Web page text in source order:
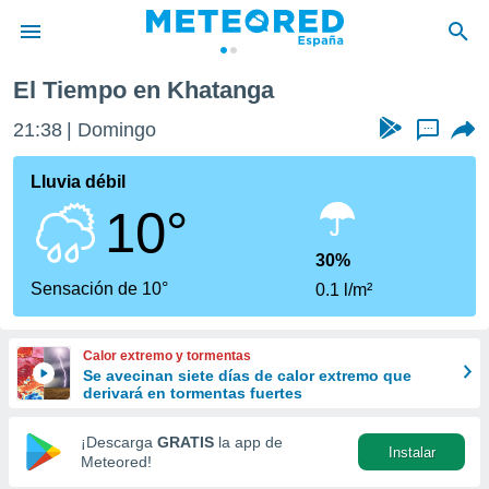
de
por
se
calidad.
a este
las
y
forma
digital
basada
El Tiempo en Khatanga
21:38 Domingo ...
Lluvia débil
10°
Sensación de 10°
30%
0.1 l/m²
Calor extremo y tormentas
Se avecinan siete días de calor extremo que
derivará en tormentas fuertes
¡Descarga GRATIS la app de
Meteored!
Instalar